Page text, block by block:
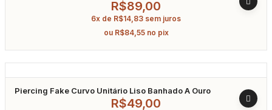
R$89,00
6x de R$14,83 sem juros
ou R$84,55 no pix
Piercing Fake Curvo Unitário Liso Banhado A Ouro
R$49,00